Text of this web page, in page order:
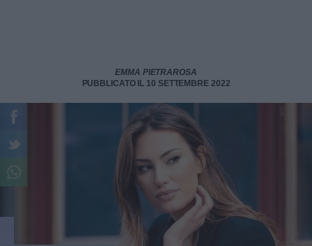
EMMA PIETRAROSA
PUBBLICATO IL 10 SETTEMBRE 2022